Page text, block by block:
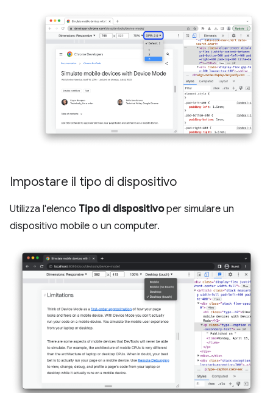
Impostare il tipo di dispositivo
Utilizza l'elenco Tipo di dispositivoper simulare un
dispositivo mobile o un computer.